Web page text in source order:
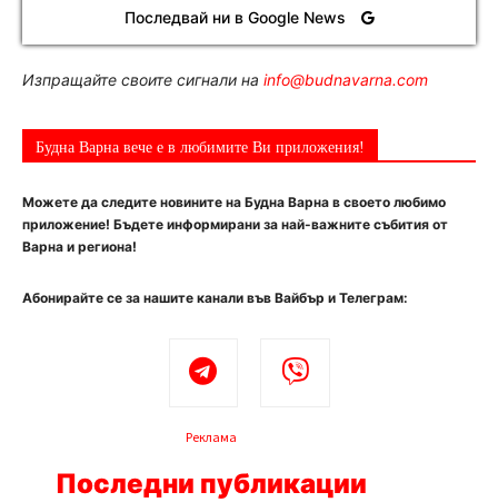
Последвай ни в Google News
Изпращайте своите сигнали на info@budnavarna.com
Будна Варна вече е в любимите Ви приложения!
Можете да следите новините на Будна Варна в своето любимо
приложение! Бъдете информирани за най-важните събития от
Варна и региона!
Абонирайте се за нашите канали във Вайбър и Телеграм:
Реклама
Последни публикации